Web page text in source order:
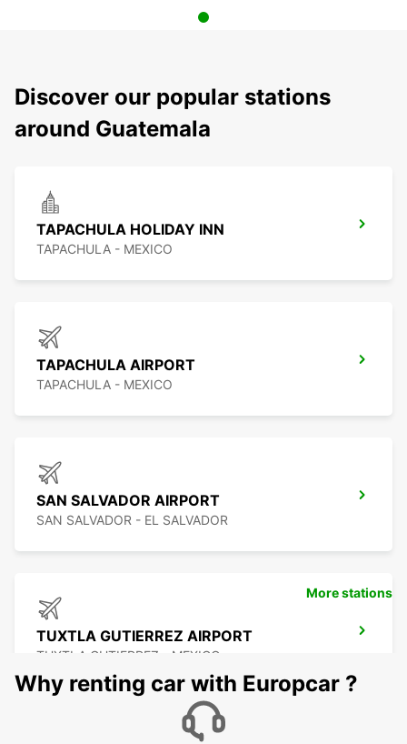
Discover our popular stations
around Guatemala
TAPACHULA HOLIDAY INN
TAPACHULA - MEXICO
TAPACHULA AIRPORT
TAPACHULA - MEXICO
SAN SALVADOR AIRPORT
SAN SALVADOR - EL SALVADOR
TUXTLA GUTIERREZ AIRPORT
TUXTLA GUTIERREZ - MEXICO
More stations
Why renting car with Europcar ?